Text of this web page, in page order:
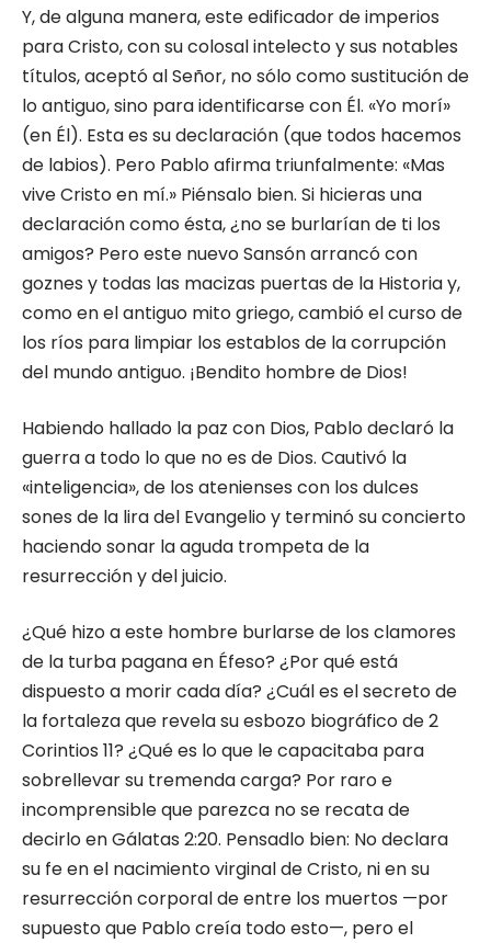
Y, de alguna manera, este edificador de imperios
para Cristo, con su colosal intelecto y sus notables
títulos, aceptó al Señor, no sólo como sustitución de
lo antiguo, sino para identificarse con Él. «Yo morí»
(en Él). Esta es su declaración (que todos hacemos
de labios). Pero Pablo afirma triunfalmente: «Mas
vive Cristo en mí.» Piénsalo bien. Si hicieras una
declaración como ésta, ¿no se burlarían de ti los
amigos? Pero este nuevo Sansón arrancó con
goznes y todas las macizas puertas de la Historia y,
como en el antiguo mito griego, cambió el curso de
los ríos para limpiar los establos de la corrupción
del mundo antiguo. ¡Bendito hombre de Dios!
Habiendo hallado la paz con Dios, Pablo declaró la
guerra a todo lo que no es de Dios. Cautivó la
«inteligencia», de los atenienses con los dulces
sones de la lira del Evangelio y terminó su concierto
haciendo sonar la aguda trompeta de la
resurrección y del juicio.
¿Qué hizo a este hombre burlarse de los clamores
de la turba pagana en Éfeso? ¿Por qué está
dispuesto a morir cada día? ¿Cuál es el secreto de
la fortaleza que revela su esbozo biográfico de 2
Corintios 11? ¿Qué es lo que le capacitaba para
sobrellevar su tremenda carga? Por raro e
incomprensible que parezca no se recata de
decirlo en Gálatas 2:20. Pensadlo bien: No declara
su fe en el nacimiento virginal de Cristo, ni en su
resurrección corporal de entre los muertos —por
supuesto que Pablo creía todo esto—, pero el